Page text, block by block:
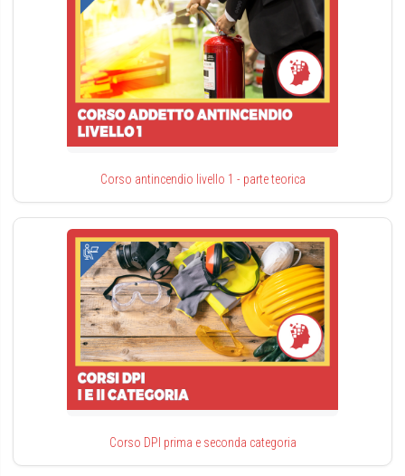
Corso antincendio livello 1 - parte teorica
Corso DPI prima e seconda categoria